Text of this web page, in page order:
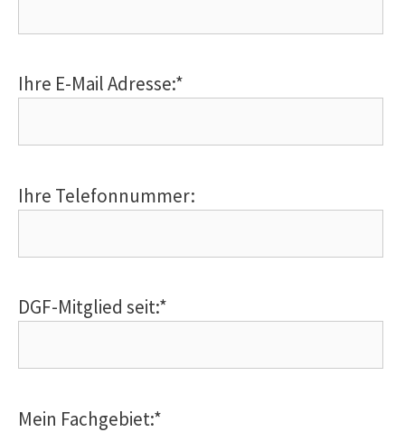
Ihre E-Mail Adresse:*
Ihre Telefonnummer:
DGF-Mitglied seit:*
Mein Fachgebiet:*